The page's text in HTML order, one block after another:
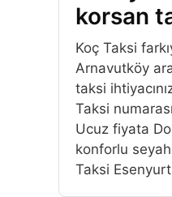
korsan
Koç Taksi
Arnavutköy
taksi
Taksi
Ucuz fiyata
konforlu
Taksi